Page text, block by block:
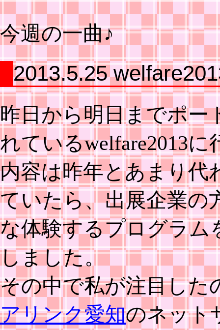
今週の一曲♪
2013.5.25
昨日から明日までポー
れているwelfare2013
内容は昨年とあまり代
ていたら、出展企業の
な体験するプログラム
しました。
その中で私が注目した
アリンク愛知のネット